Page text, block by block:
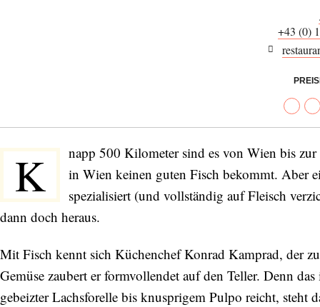
+43 (0)
K
napp 500 Kilometer sind es von Wien bis
in Wien keinen guten Fisch bekommt. Aber
spezialisiert (und vollständig auf Fleisch
dann doch heraus.
Mit Fisch kennt sich Küchenchef Konrad Kamprad, der
Gemüse zaubert er formvollendet auf den Teller. Denn
gebeizter Lachsforelle bis knusprigem Pulpo reicht, steht